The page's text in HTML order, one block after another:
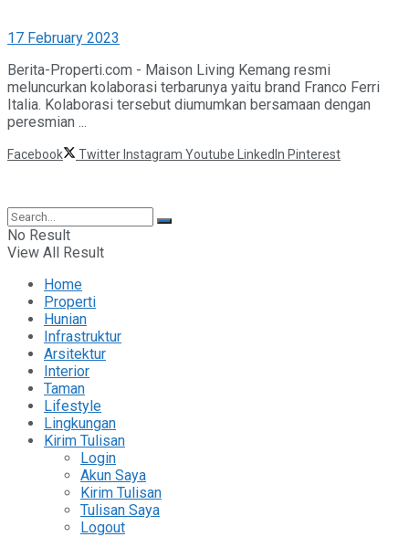
17 February 2023
Berita-Properti.com - Maison Living Kemang resmi
meluncurkan kolaborasi terbarunya yaitu brand Franco Ferri
Italia. Kolaborasi tersebut diumumkan bersamaan dengan
peresmian ...
Facebook Twitter Instagram Youtube LinkedIn Pinterest
No Result
View All Result
Home
Properti
Hunian
Infrastruktur
Arsitektur
Interior
Taman
Lifestyle
Lingkungan
Kirim Tulisan
Login
Akun Saya
Kirim Tulisan
Tulisan Saya
Logout